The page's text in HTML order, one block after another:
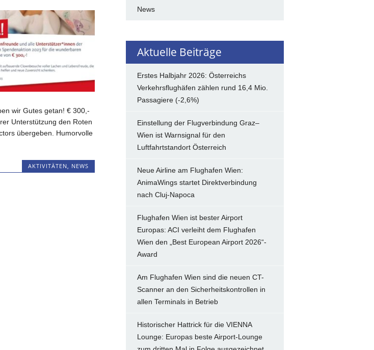
wir Gutes getan! € 300,-
Unterstützung den Roten
übergeben. Humorvolle
AKTIVITÄTEN, NEWS
News
Aktuelle Beiträge
Erstes Halbjahr 2026: Österreichs
Verkehrsflughäfen zählen rund 16,4 Mio.
Passagiere (-2,6%)
Einstellung der Flugverbindung Graz–
Wien ist Warnsignal für den
Luftfahrtstandort Österreich
Neue Airline am Flughafen Wien:
AnimaWings startet Direktverbindung
nach Cluj-Napoca
Flughafen Wien ist bester Airport
Europas: ACI verleiht dem Flughafen
Wien den „Best European Airport 2026“-
Award
Am Flughafen Wien sind die neuen CT-
Scanner an den Sicherheitskontrollen in
allen Terminals in Betrieb
Historischer Hattrick für die VIENNA
Lounge: Europas beste Airport-Lounge